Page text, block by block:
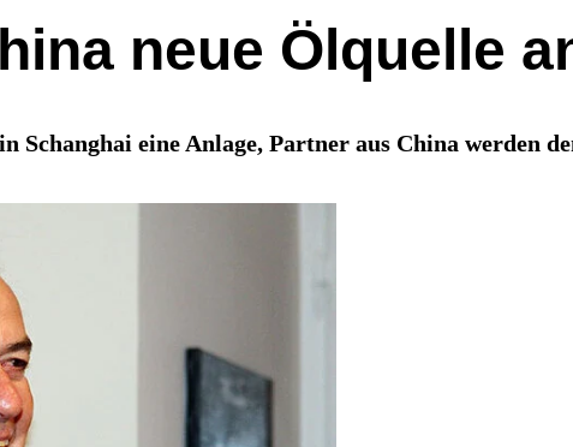
neue Ölquelle
eine Anlage, Partner aus China werden